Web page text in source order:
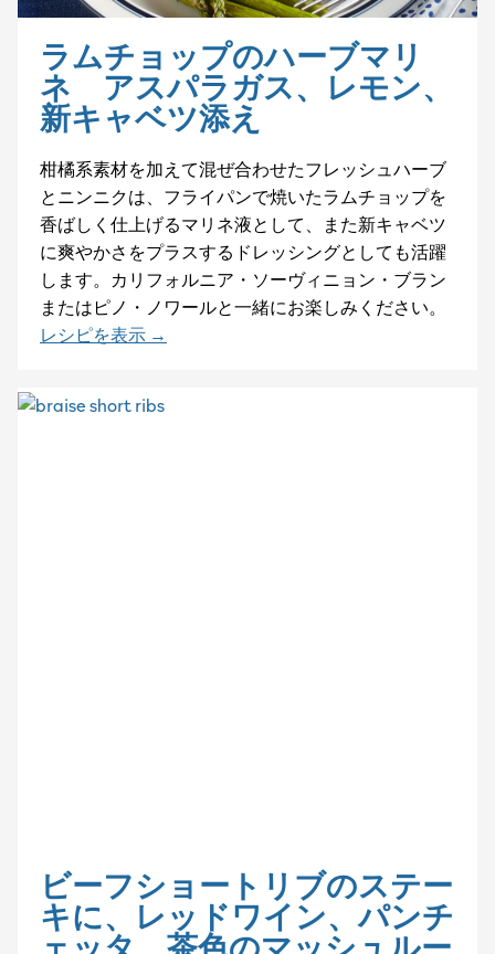
ラムチョップのハーブマリ
ネ アスパラガス、レモン、
新キャベツ添え
柑橘系素材を加えて混ぜ合わせたフレッシュハーブ
とニンニクは、フライパンで焼いたラムチョップを
香ばしく仕上げるマリネ液として、また新キャベツ
に爽やかさをプラスするドレッシングとしても活躍
します。カリフォルニア・ソーヴィニョン・ブラン
またはピノ・ノワールと一緒にお楽しみください。
レシピを表示 →
ビーフショートリブのステー
キに、レッドワイン、パンチ